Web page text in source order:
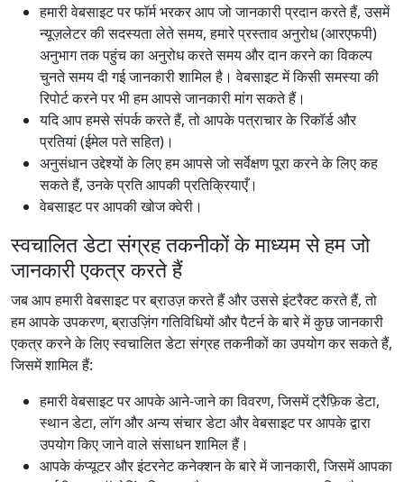
हमारी वेबसाइट पर फॉर्म भरकर आप जो जानकारी प्रदान करते हैं, उसमें
न्यूज़लेटर की सदस्यता लेते समय, हमारे प्रस्ताव अनुरोध (आरएफपी)
अनुभाग तक पहुंच का अनुरोध करते समय और दान करने का विकल्प
चुनते समय दी गई जानकारी शामिल है। वेबसाइट में किसी समस्या की
रिपोर्ट करने पर भी हम आपसे जानकारी मांग सकते हैं।
यदि आप हमसे संपर्क करते हैं, तो आपके पत्राचार के रिकॉर्ड और
प्रतियां (ईमेल पते सहित)।
अनुसंधान उद्देश्यों के लिए हम आपसे जो सर्वेक्षण पूरा करने के लिए कह
सकते हैं, उनके प्रति आपकी प्रतिक्रियाएँ।
वेबसाइट पर आपकी खोज क्वेरी।
स्वचालित डेटा संग्रह तकनीकों के माध्यम से हम जो
जानकारी एकत्र करते हैं
जब आप हमारी वेबसाइट पर ब्राउज़ करते हैं और उससे इंटरैक्ट करते हैं, तो
हम आपके उपकरण, ब्राउज़िंग गतिविधियों और पैटर्न के बारे में कुछ जानकारी
एकत्र करने के लिए स्वचालित डेटा संग्रह तकनीकों का उपयोग कर सकते हैं,
जिसमें शामिल हैं:
हमारी वेबसाइट पर आपके आने-जाने का विवरण, जिसमें ट्रैफ़िक डेटा,
स्थान डेटा, लॉग और अन्य संचार डेटा और वेबसाइट पर आपके द्वारा
उपयोग किए जाने वाले संसाधन शामिल हैं।
आपके कंप्यूटर और इंटरनेट कनेक्शन के बारे में जानकारी, जिसमें आपका